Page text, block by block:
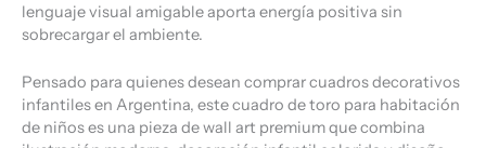
lenguaje visual amigable aporta energía positiva sin
sobrecargar el ambiente.
Pensado para quienes desean comprar cuadros decorativos
infantiles en Argentina, este cuadro de toro para habitación
de niños es una pieza de wall art premium que combina